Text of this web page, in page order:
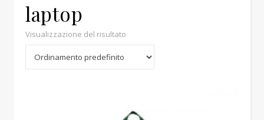
laptop
Visualizzazione del risultato